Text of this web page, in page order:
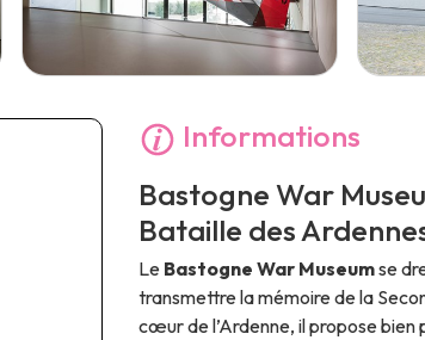
Informations
Bastogne War
Bataille des
Le Bastogne War Museumse
transmettre la mémoire de la
cœur de l’Ardenne, il propose bien